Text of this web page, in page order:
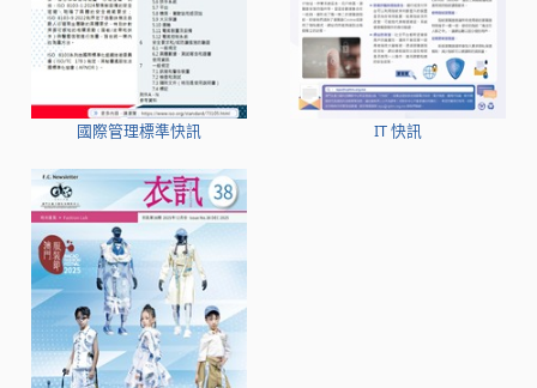
國際管理標準快訊 IT 快訊